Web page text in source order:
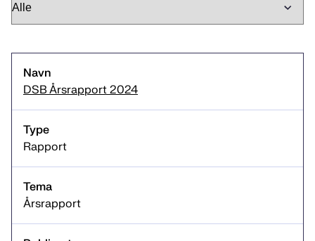
Navn
Type
Tema
Publisert
DSB Årsrapport 2024
Rapport
Årsrapport